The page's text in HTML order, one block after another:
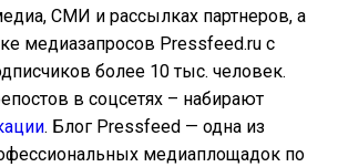
СМИ и рассылках партнеров, а
медиазапросов Pressfeed.ru с
более 10 тыс. человек.
в соцсетях – набирают
. Блог Pressfeed — одна из
медиаплощадок по